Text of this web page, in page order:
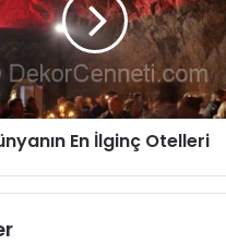
En İlginç Otelleri